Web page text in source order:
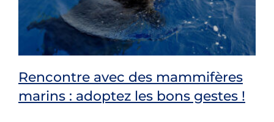
Rencontre avec des mammifères
marins : adoptez les bons gestes !